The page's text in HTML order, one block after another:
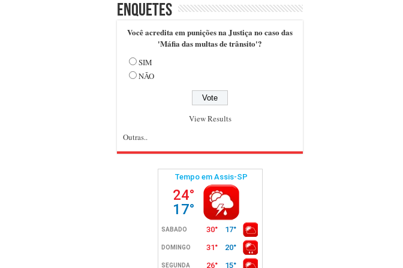
Enquetes
Você acredita em punições na Justiça no caso das
'Máfia das multas de trânsito'?
SIM
NÃO
View Results
Outras..